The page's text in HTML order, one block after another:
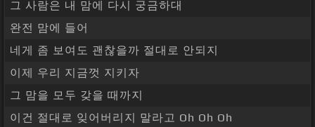
그 사람은 내 맘에 다시 궁금하대
완전 맘에 들어
네게 좀 보여도 괜찮을까 절대로 안되지
이제 우리 지금껏 지키자
그 맘을 모두 갖을 때까지
이건 절대로 잊어버리지 말라고 Oh Oh Oh